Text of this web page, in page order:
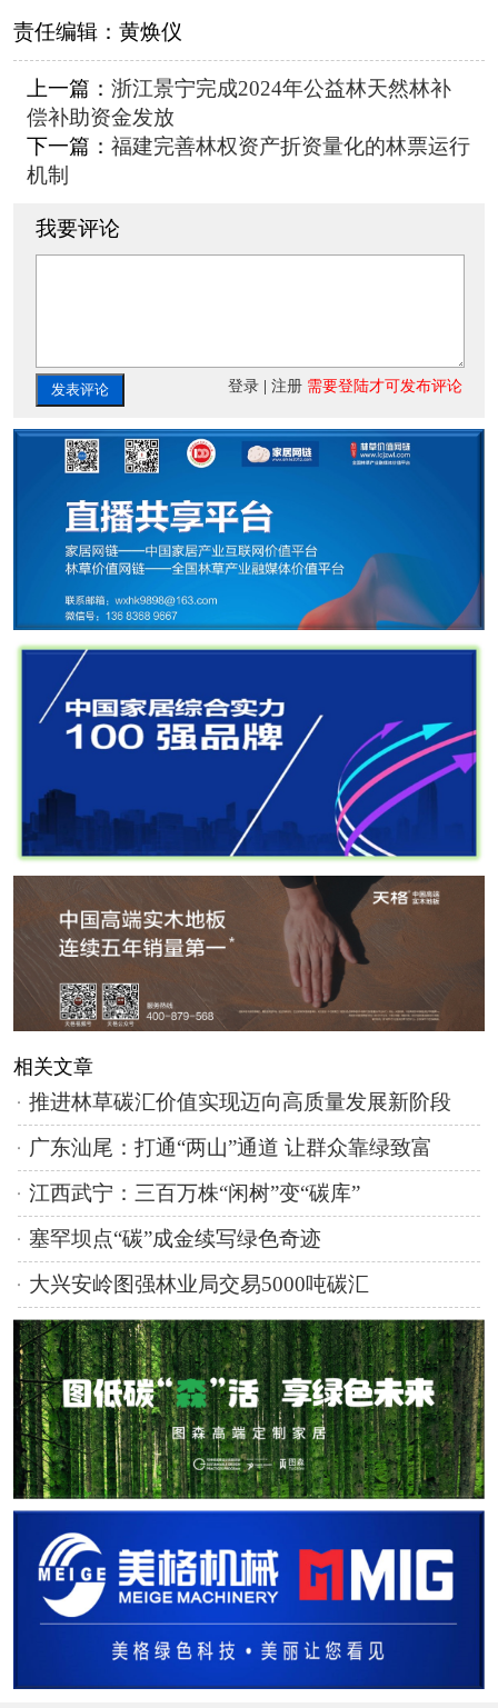
责任编辑： 黄焕仪
上一篇： 浙江景宁完成2024年公益林天然林补
偿补助资金发放
下一篇： 福建完善林权资产折资量化的林票运行
机制
我要评论
发表评论 登录 |注册 需要登陆才可发布评论
相关文章
推进林草碳汇价值实现迈向高质量发展新阶段
广东汕尾：打通“两山”通道 让群众靠绿致富
江西武宁：三百万株“闲树”变“碳库”
塞罕坝点“碳”成金续写绿色奇迹
大兴安岭图强林业局交易5000吨碳汇